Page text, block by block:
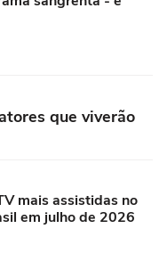
que viverão
mais assistidas no
em julho de 2026